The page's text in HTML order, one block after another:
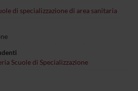
di specializzazione di area sanitaria
Scuole di Specializzazione